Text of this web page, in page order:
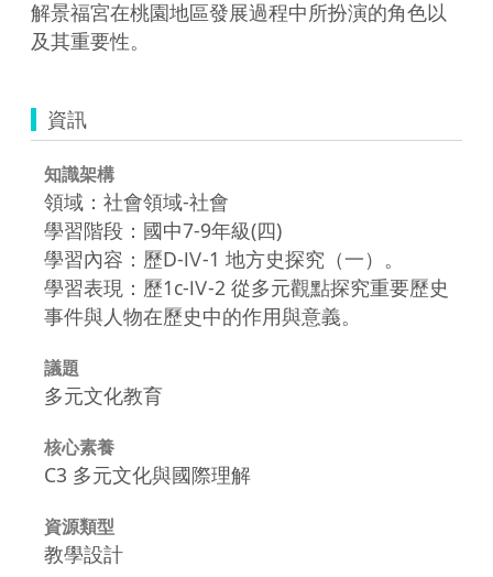
解景福宮在桃園地區發展過程中所扮演的角色以
及其重要性。
資訊
知識架構
領域：社會領域-社會
學習階段：國中7-9年級(四)
學習內容：歷D-Ⅳ-1 地方史探究（一）。
學習表現：歷1c-Ⅳ-2 從多元觀點探究重要歷史
事件與人物在歷史中的作用與意義。
議題
多元文化教育
核心素養
C3 多元文化與國際理解
資源類型
教學設計